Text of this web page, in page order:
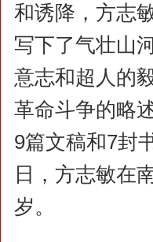
和诱降，方志
写下了气壮山
意志和超人的
革命斗争的略
9篇文稿和7封
日，方志敏在
岁。